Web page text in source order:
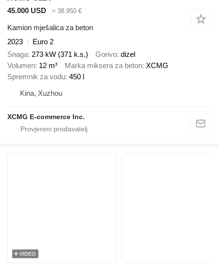
45.000 USD
≈ 38.950 €
Kamion mješalica za beton
2023
Euro 2
Snaga 273 kW (371 k.s.) Gorivo dizel
Volumen 12 m³ Marka miksera za beton XCMG
Spremnik za vodu 450 l
Kina, Xuzhou
XCMG E-commerce Inc.
VIDEO